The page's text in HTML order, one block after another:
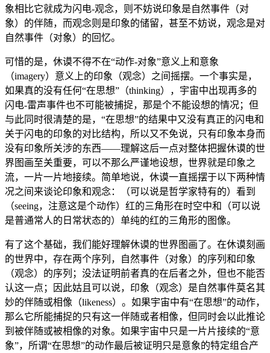
象相比它就成为闪电-观念，则不妨说印象是自然事件（对
象）的伴随，而观念则是印象的储留，甚至不妨说，观念是对
自然事件（对象）的回忆。
可惜的是，休谟不得不在“动作-对象”意义上和意象
（imagery）意义上的印象（观念）之间摇摆。一个事实是，
如果真的没有任何“在思想”（thinking），宇宙中出现再多的
闪电-雷声事件也不可能被捕捉，那是个不能设想的情况；但
与此同时很清楚的是，“在思想”的结果中又没有真正的闪电和
关于闪电的印象的对比结构，所以又不免说，只有印象本身而
没有印象所关涉的东西——理解这后一点对整体把握休谟的世
界图画至关重要，可以不那么严谨地设想，世界就是印象之
流，一片一片地接续。简单地说，休谟一直摇摆于以下两种情
况之间来谈论印象和观念：（可以说是哲学家特有的）看到
（seeing，注意这是个动作）红的三角形在时空中和（可以说
是普通常人的日常状态的）单纯的红的三角形的图像。
有了这个基础，我们能好理解休谟的世界图画了。在休谟刻画
的世界中，存在两个序列，自然事件（对象）的序列和印象
（观念）的序列；没法证明前者真的在后者之外，但也不能否
认这一点；因此姑且可以说，印象（观念）是自然事件莫名其
妙的伴随或相像（likeness）。如果宇宙中有“在思想”的动作，
那么它所能捕捉的只有这一伴随或者相像，但同时会以此推论
到被伴随或被相像的对象。如果宇宙中只是一片片接续的“意
象”，所谓“在思想”的动作最后被证明只是意象的特定组合产